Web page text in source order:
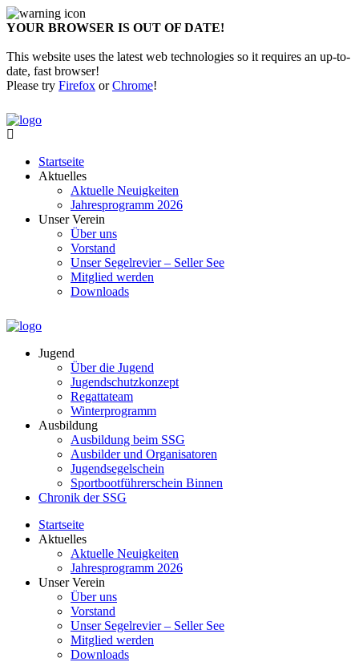
YOUR BROWSER IS OUT OF DATE!
This website uses the latest web technologies so it requires an up-to-
date, fast browser!
Please try Firefox orChrome!
Startseite
Aktuelles
Aktuelle Neuigkeiten
Jahresprogramm 2026
Unser Verein
Über uns
Vorstand
Unser Segelrevier – Seller See
Mitglied werden
Downloads
Jugend
Über die Jugend
Jugendschutzkonzept
Regattateam
Winterprogramm
Ausbildung
Ausbildung beim SSG
Ausbilder und Organisatoren
Jugendsegelschein
Sportbootführerschein Binnen
Chronik der SSG
Startseite
Aktuelles
Aktuelle Neuigkeiten
Jahresprogramm 2026
Unser Verein
Über uns
Vorstand
Unser Segelrevier – Seller See
Mitglied werden
Downloads